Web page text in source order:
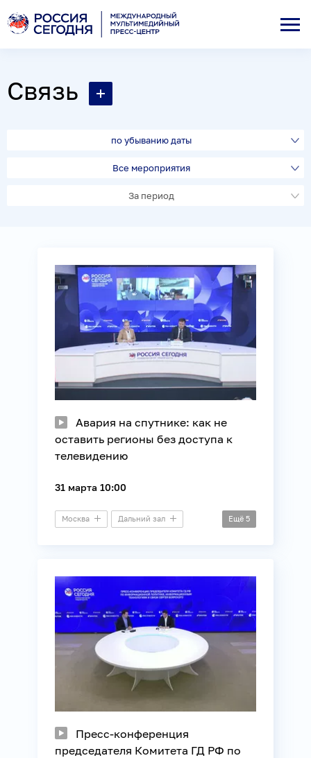
Связь
по убыванию даты
Все мероприятия
За период
Авария на спутнике: как не
оставить регионы без доступа к
телевидению
31 марта 10:00
Москва Дальний зал
Космос
Связь
Ещё 5
Пресс-конференция
председателя Комитета ГД РФ по